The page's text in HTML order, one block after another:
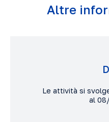
Altre
Le attività si
al